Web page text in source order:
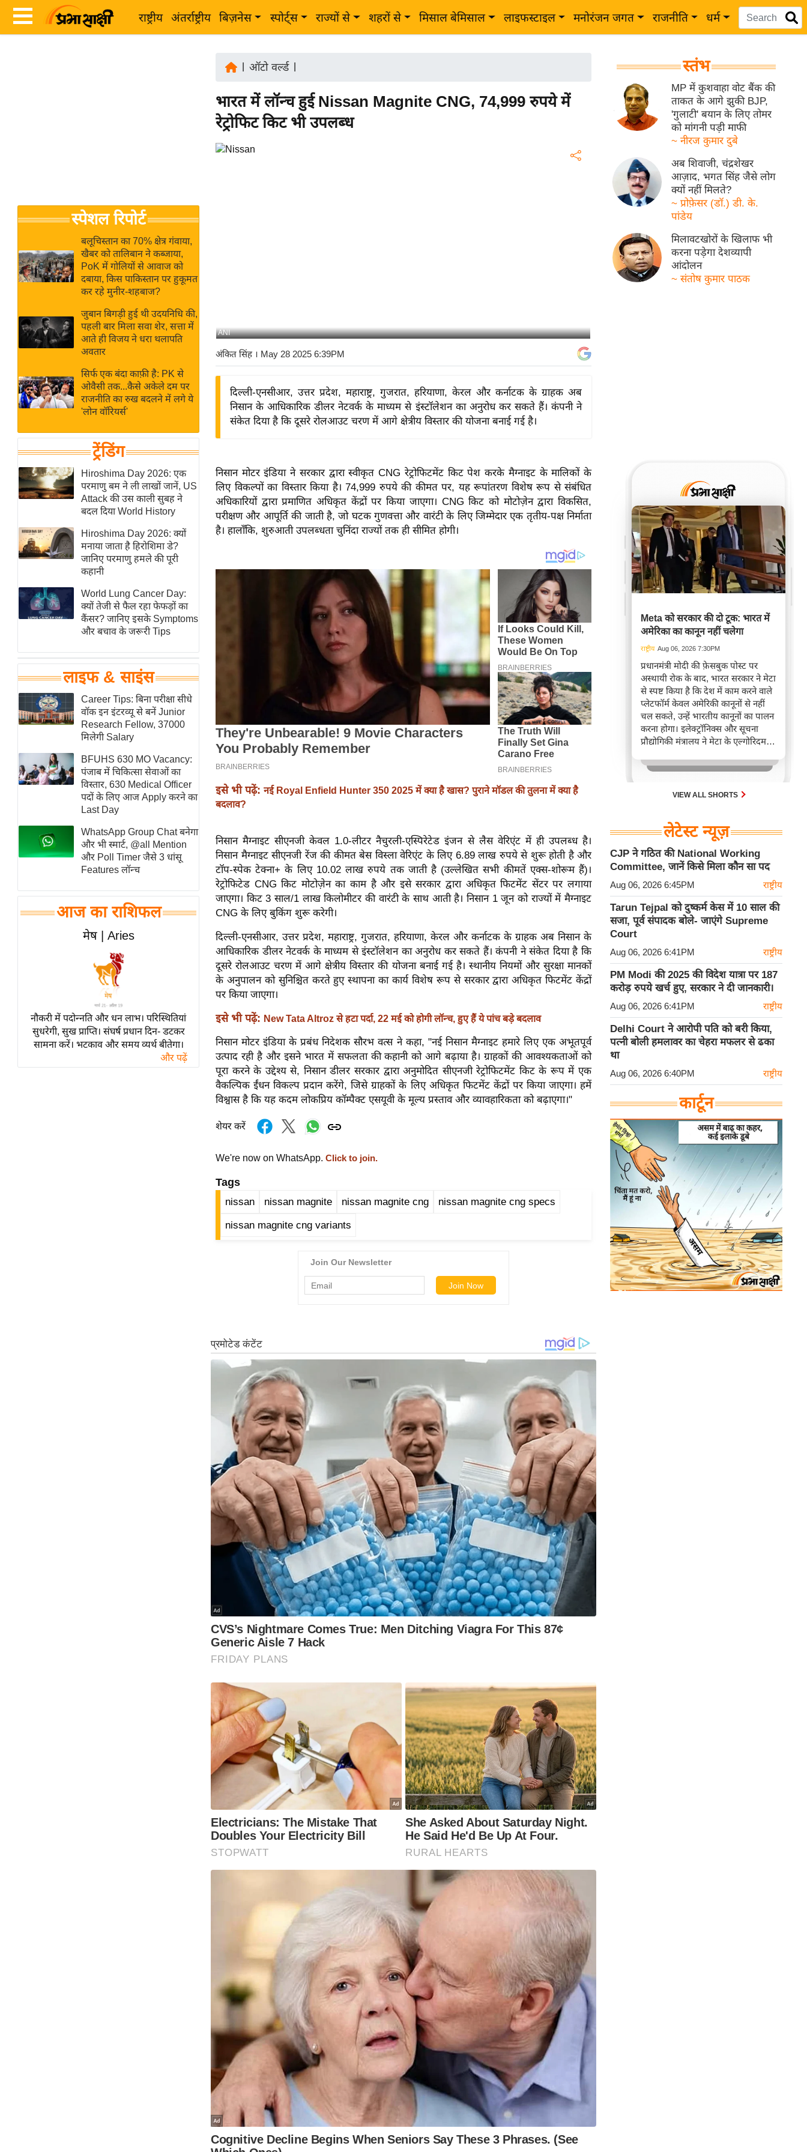
राष्ट्रीय अंतर्राष्ट्रीय बिज़नेस स्पोर्ट्स राज्यों से शहरों से मिसाल बेमिसाल लाइफस्टाइल मनोरंजन जगत राजनीति धर्म
Breaking
News in
Hindi
Hindi
Videos
जगत
राय
बजट
IPL
2026
ई-पेपर
मिसाल बेमिसाल
शख्सियत
यंग इंडिया
साहित्य जगत
ऑटो वर्ल्ड
न्यूज ब्रीफ
मनोरंजन जगत
बॉलीवुड
हॉलीवुड
फिल्म समीक्षा
News
लाइफस्टाइल
टेक्नॉलॉजी
ब्यूटी/फैशन
घरेलू नुस्खे
पर्यटन स्थल
फिटनेस मंत्रा
रिलेशनशिप
विश्लेषण
समसामयिक
मातृभूमि
स्तंभ
एम.
आर.
चाय पर
समीक्षा
व्रत
त्योहार
राशिफल
विशेष
स्पेशल रिपोर्ट
बलूचिस्तान का 70% क्षेत्र गंवाया,
खैबर को तालिबान ने कब्जाया,
PoK में गोलियों से आवाज को
दबाया, किस पाकिस्तान पर हुकूमत
कर रहे मुनीर-शहबाज?
जुबान बिगड़ी हुई थी उदयनिधि की,
पहली बार मिला सवा शेर, सत्ता में
आते ही विजय ने धरा थलापति
अवतार
सिर्फ एक बंदा काफ़ी है: PK से
ओवैसी तक...कैसे अकेले दम पर
राजनीति का रुख बदलने में लगे ये
'लोन वॉरियर्स'
ट्रेंडिंग
Hiroshima Day 2026: एक
परमाणु बम ने ली लाखों जानें, US
Attack की उस काली सुबह ने
बदल दिया World History
Hiroshima Day 2026: क्यों
मनाया जाता है हिरोशिमा डे?
जानिए परमाणु हमले की पूरी
कहानी
World Lung Cancer Day:
क्यों तेजी से फैल रहा फेफड़ों का
कैंसर? जानिए इसके Symptoms
और बचाव के जरूरी Tips
लाइफ & साइंस
Career Tips: बिना परीक्षा सीधे
वॉक इन इंटरव्यू से बनें Junior
Research Fellow, 37000
मिलेगी Salary
BFUHS 630 MO Vacancy:
पंजाब में चिकित्सा सेवाओं का
विस्तार, 630 Medical Officer
पदों के लिए आज Apply करने का
Last Day
WhatsApp Group Chat बनेगा
और भी स्मार्ट, @all Mention
और Poll Timer जैसे 3 धांसू
Features लॉन्च
आज का राशिफल
मेष | Aries
नौकरी में पदोन्नति और धन लाभ। परिस्थितियां
सुधरेगी, सुख प्राप्ति। संघर्ष प्रधान दिन- डटकर
सामना करें। भटकाव और समय व्यर्थ बीतेगा।
और पढ़ें
ऑटो वर्ल्ड|
भारत में लॉन्च हुई Nissan Magnite CNG, 74,999 रुपये में
रेट्रोफिट किट भी उपलब्ध
ANI
अंकित सिंह। May 28 2025 6:39PM
दिल्ली-एनसीआर, उत्तर प्रदेश, महाराष्ट्र, गुजरात, हरियाणा, केरल और कर्नाटक के ग्राहक अब
निसान के आधिकारिक डीलर नेटवर्क के माध्यम से इंस्टॉलेशन का अनुरोध कर सकते हैं। कंपनी ने
संकेत दिया है कि दूसरे रोलआउट चरण में आगे क्षेत्रीय विस्तार की योजना बनाई गई है।
निसान मोटर इंडिया ने सरकार द्वारा स्वीकृत CNG रेट्रोफिटमेंट किट पेश करके मैग्नाइट के मालिकों के
लिए विकल्पों का विस्तार किया है। 74,999 रुपये की कीमत पर, यह रूपांतरण विशेष रूप से संबंधित
अधिकारियों द्वारा प्रमाणित अधिकृत केंद्रों पर किया जाएगा। CNG किट को मोटोज़ेन द्वारा विकसित,
परीक्षण और आपूर्ति की जाती है, जो घटक गुणवत्ता और वारंटी के लिए जिम्मेदार एक तृतीय-पक्ष निर्माता
है। हालाँकि, शुरुआती उपलब्धता चुनिंदा राज्यों तक ही सीमित होगी।
इसे भी पढ़ें: नई Royal Enfield Hunter 350 2025 में क्या है खास? पुराने मॉडल की तुलना में क्या है
बदलाव?
निसान मैग्नाइट सीएनजी केवल 1.0-लीटर नैचुरली-एस्पिरेटेड इंजन से लैस वेरिएंट में ही उपलब्ध है।
निसान मैग्नाइट सीएनजी रेंज की कीमत बेस विस्ला वेरिएंट के लिए 6.89 लाख रुपये से शुरू होती है और
टॉप-स्पेक टेक्ना+ के लिए 10.02 लाख रुपये तक जाती है (उल्लेखित सभी कीमतें एक्स-शोरूम हैं)।
रेट्रोफिटेड CNG किट मोटोज़ेन का काम है और इसे सरकार द्वारा अधिकृत फिटमेंट सेंटर पर लगाया
जाएगा। किट 3 साल/1 लाख किलोमीटर की वारंटी के साथ आती है। निसान 1 जून को राज्यों में मैग्नाइट
CNG के लिए बुकिंग शुरू करेगी।
दिल्ली-एनसीआर, उत्तर प्रदेश, महाराष्ट्र, गुजरात, हरियाणा, केरल और कर्नाटक के ग्राहक अब निसान के
आधिकारिक डीलर नेटवर्क के माध्यम से इंस्टॉलेशन का अनुरोध कर सकते हैं। कंपनी ने संकेत दिया है कि
दूसरे रोलआउट चरण में आगे क्षेत्रीय विस्तार की योजना बनाई गई है। स्थानीय नियमों और सुरक्षा मानकों
के अनुपालन को सुनिश्चित करते हुए स्थापना का कार्य विशेष रूप से सरकार द्वारा अधिकृत फिटमेंट केंद्रों
पर किया जाएगा।
इसे भी पढ़ें: New Tata Altroz से हटा पर्दा, 22 मई को होगी लॉन्च, हुए हैं ये पांच बड़े बदलाव
निसान मोटर इंडिया के प्रबंध निदेशक सौरभ वत्स ने कहा, "नई निसान मैग्नाइट हमारे लिए एक अभूतपूर्व
उत्पाद रही है और इसने भारत में सफलता की कहानी को आगे बढ़ाया है। ग्राहकों की आवश्यकताओं को
पूरा करने के उद्देश्य से, निसान डीलर सरकार द्वारा अनुमोदित सीएनजी रेट्रोफिटमेंट किट के रूप में एक
वैकल्पिक ईंधन विकल्प प्रदान करेंगे, जिसे ग्राहकों के लिए अधिकृत फिटमेंट केंद्रों पर किया जाएगा। हमें
विश्वास है कि यह कदम लोकप्रिय कॉम्पैक्ट एसयूवी के मूल्य प्रस्ताव और व्यावहारिकता को बढ़ाएगा।"
शेयर करें
We're now on WhatsApp. Click to join.
Tags
nissan nissan magnite nissan magnite cng nissan magnite cng specs
nissan magnite cng variants
स्तंभ
MP में कुशवाहा वोट बैंक की
ताकत के आगे झुकी BJP,
'गुलाटी' बयान के लिए तोमर
को मांगनी पड़ी माफी
~ नीरज कुमार दुबे
अब शिवाजी, चंद्रशेखर
आज़ाद, भगत सिंह जैसे लोग
क्यों नहीं मिलते?
~ प्रोफ़ेसर (डॉ.) डी. के.
पांडेय
मिलावटखोरों के खिलाफ भी
करना पड़ेगा देशव्यापी
आंदोलन
~ संतोष कुमार पाठक
Meta को सरकार की दो टूक: भारत में
अमेरिका का कानून नहीं चलेगा
राष्ट्रीय Aug 06, 2026 7:30PM
प्रधानमंत्री मोदी की फ़ेसबुक पोस्ट पर
अस्थायी रोक के बाद, भारत सरकार ने मेटा
से स्पष्ट किया है कि देश में काम करने वाले
प्लेटफॉर्म केवल अमेरिकी कानूनों से नहीं
चल सकते, उन्हें भारतीय कानूनों का पालन
करना होगा। इलेक्ट्रॉनिक्स और सूचना
प्रौद्योगिकी मंत्रालय ने मेटा के एल्गोरिदम
अनुपालन तंत्र पर गहन चर्चा की है, जिसका
समझ को गहरा करना है।
VIEW ALL SHORTS
लेटेस्ट न्यूज़
CJP ने गठित की National Working
Committee, जानें किसे मिला कौन सा पद
Aug 06, 2026 6:45PM राष्ट्रीय
Tarun Tejpal को दुष्कर्म केस में 10 साल की
सजा, पूर्व संपादक बोले- जाएंगे Supreme
Court
Aug 06, 2026 6:41PM राष्ट्रीय
PM Modi की 2025 की विदेश यात्रा पर 187
करोड़ रुपये खर्च हुए, सरकार ने दी जानकारी।
Aug 06, 2026 6:41PM राष्ट्रीय
Delhi Court ने आरोपी पति को बरी किया,
पत्नी बोली हमलावर का चेहरा मफलर से ढका
था
Aug 06, 2026 6:40PM राष्ट्रीय
कार्टून